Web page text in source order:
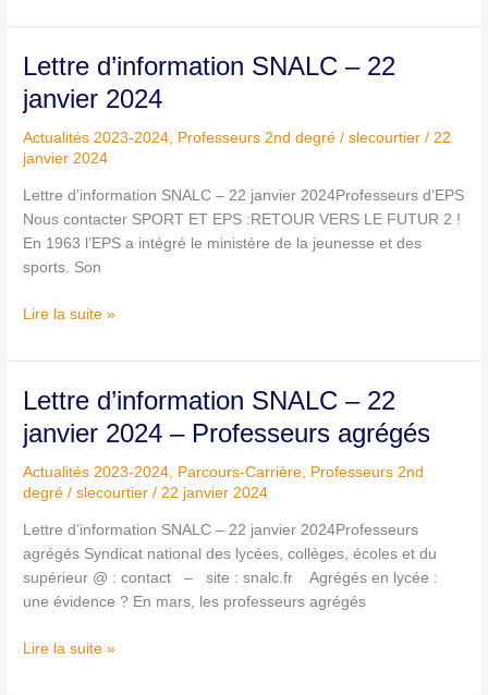
Lettre d’information SNALC – 22
janvier 2024
Actualités 2023-2024, Professeurs 2nd degré /slecourtier/22
janvier 2024
Lettre d’information SNALC – 22 janvier 2024Professeurs d’EPS
Nous contacter SPORT ET EPS :RETOUR VERS LE FUTUR 2 !
En 1963 l’EPS a intégré le ministère de la jeunesse et des
sports. Son
Lettre
SNALC
–
22
2024
Lire la suite »
Lettre d’information SNALC – 22
janvier 2024 – Professeurs agrégés
Actualités 2023-2024, Parcours-Carrière, Professeurs 2nd
degré /slecourtier/22 janvier 2024
Lettre d’information SNALC – 22 janvier 2024Professeurs
agrégés Syndicat national des lycées, collèges, écoles et du
supérieur @ : contact – site : snalc.fr Agrégés en lycée :
une évidence ? En mars, les professeurs agrégés
Lettre
SNALC
–
22
2024
–
Professeurs
agrégés
Lire la suite »